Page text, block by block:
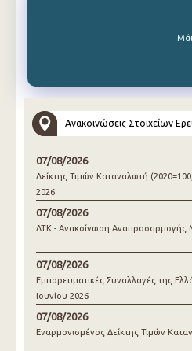
Ανακοινώσεις Στοιχείων
07/08/2026
Δείκτης Τιμών Καταναλωτή
2026
07/08/2026
ΔΤΚ - Ανακοίνωση Αναπροσαρμογής
07/08/2026
Εμπορευματικές Συναλλαγές της
Ιουνίου 2026
07/08/2026
Εναρμονισμένος Δείκτης Τιμών